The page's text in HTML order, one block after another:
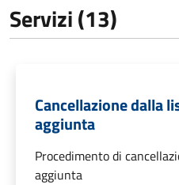
Servizi (13)
Cancellazione dalla
aggiunta
Procedimento di
aggiunta